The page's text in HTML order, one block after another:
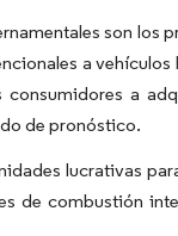
son los
a
a
de pronóstico.
lucrativas
de combustión